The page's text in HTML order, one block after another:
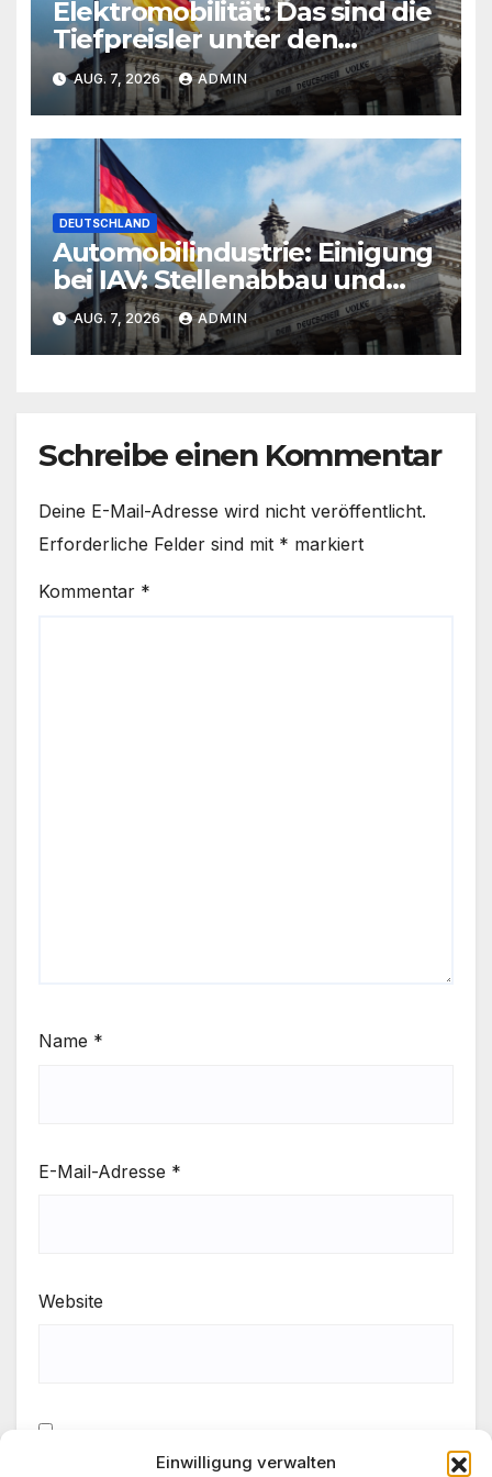
Einwilligung verwalten
Elektromobilität: Das sind die
Tiefpreisler unter den
Starkstromern
AUG. 7, 2026 ADMIN
DEUTSCHLAND
Automobilindustrie: Einigung
bei IAV: Stellenabbau und
Standortsicherung
AUG. 7, 2026 ADMIN
Schreibe einen Kommentar
Deine E-Mail-Adresse wird nicht veröffentlicht.
Erforderliche Felder sind mit * markiert
Kommentar *
Name *
E-Mail-Adresse *
Website
Meinen Namen, meine E-Mail-Adresse und meine